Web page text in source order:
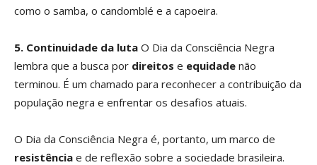
como o samba, o candomblé e a capoeira.
5. Continuidade da luta O Dia da Consciência Negra
lembra que a busca por direitos e equidade não
terminou. É um chamado para reconhecer a contribuição da
população negra e enfrentar os desafios atuais.
O Dia da Consciência Negra é, portanto, um marco de
resistência e de reflexão sobre a sociedade brasileira.